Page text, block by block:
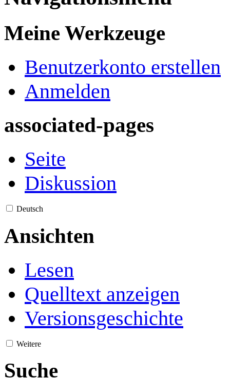
Meine Werkzeuge
Benutzerkonto erstellen
Anmelden
associated-pages
Seite
Diskussion
Deutsch
Ansichten
Lesen
Quelltext anzeigen
Versionsgeschichte
Weitere
Suche